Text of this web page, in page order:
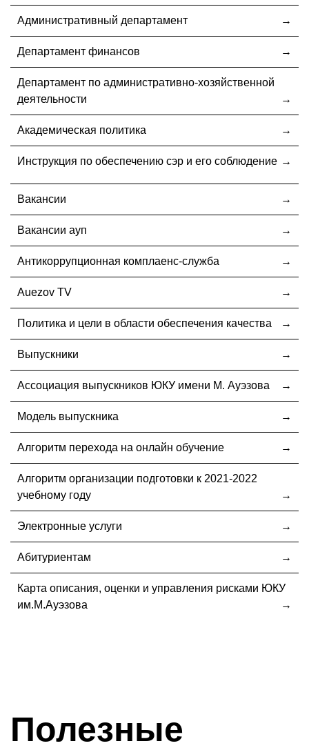
Административный департамент
Департамент финансов
Департамент по административно-хозяйственной
деятельности
Академическая политика
Инструкция по обеспечению сэр и его соблюдение
Вакансии
Вакансии ауп
Антикоррупционная комплаенс-служба
Auezov TV
Политика и цели в области обеспечения качества
Выпускники
Ассоциация выпускников ЮКУ имени М. Ауэзова
Модель выпускника
Алгоритм перехода на онлайн обучение
Алгоритм организации подготовки к 2021-2022
учебному году
Электронные услуги
Абитуриентам
Карта описания, оценки и управления рисками ЮКУ
им.М.Ауэзова
Полезные